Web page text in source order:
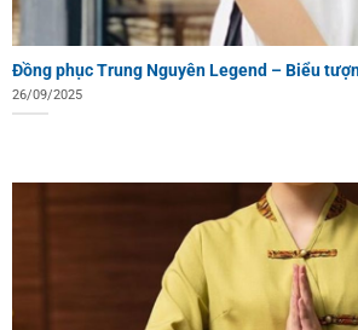
Đồng phục Trung Nguyên Legend – Biểu
26/09/2025